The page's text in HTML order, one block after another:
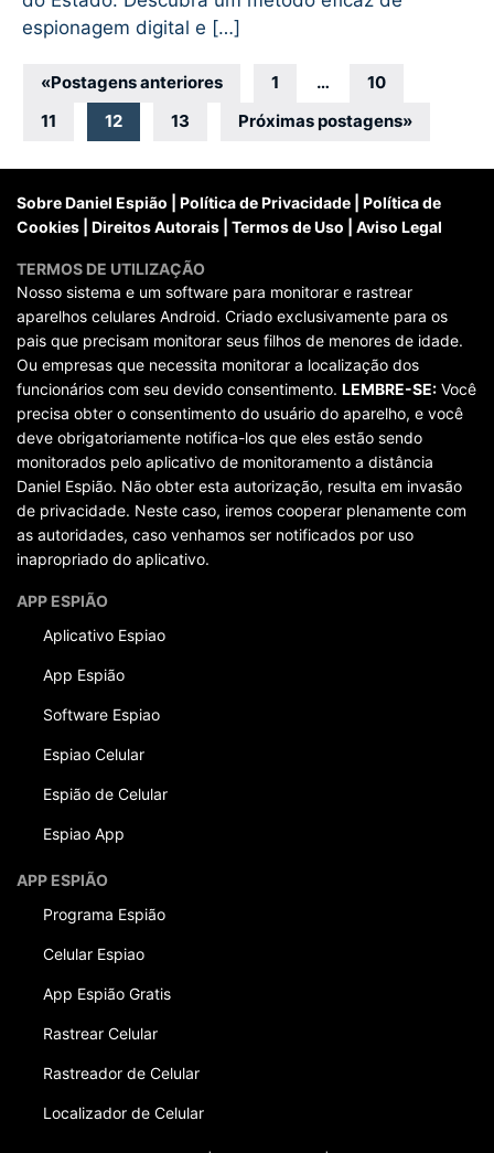
espionagem digital e […]
Navegação
por
posts
«Postagens anteriores 1 …
10
11
12 13 Próximas postagens»
Sobre Daniel Espião Política de Privacidade
Política de
Cookies
Direitos Autorais Termos de Uso Aviso Legal
TERMOS DE UTILIZAÇÃO
Nosso sistema e um software para monitorar e rastrear
aparelhos celulares Android. Criado exclusivamente para os
pais que precisam monitorar seus filhos de menores de idade.
Ou empresas que necessita monitorar a localização dos
funcionários com seu devido consentimento. LEMBRE-SE: Você
precisa obter o consentimento do usuário do aparelho, e você
deve obrigatoriamente notifica-los que eles estão sendo
monitorados pelo aplicativo de monitoramento a distância
Daniel Espião. Não obter esta autorização, resulta em invasão
de privacidade. Neste caso, iremos cooperar plenamente com
as autoridades, caso venhamos ser notificados por uso
inapropriado do aplicativo.
APP ESPIÃO
Aplicativo Espiao
App Espião
Software Espiao
Espiao Celular
Espião de Celular
Espiao App
APP ESPIÃO
Programa Espião
Celular Espiao
App Espião Gratis
Rastrear Celular
Rastreador de Celular
Localizador de Celular